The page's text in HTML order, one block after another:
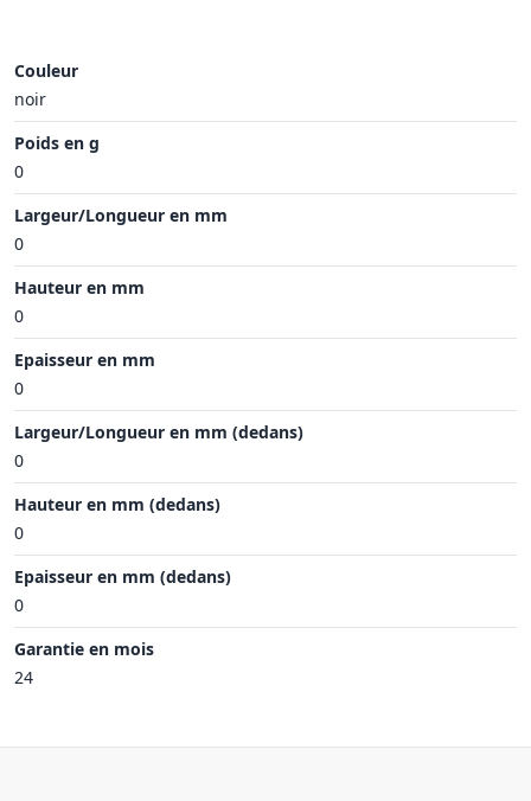
Couleur
noir
Poids en g
0
Largeur/Longueur en mm
0
Hauteur en mm
0
Epaisseur en mm
0
Largeur/Longueur en mm (dedans)
0
Hauteur en mm (dedans)
0
Epaisseur en mm (dedans)
0
Garantie en mois
24